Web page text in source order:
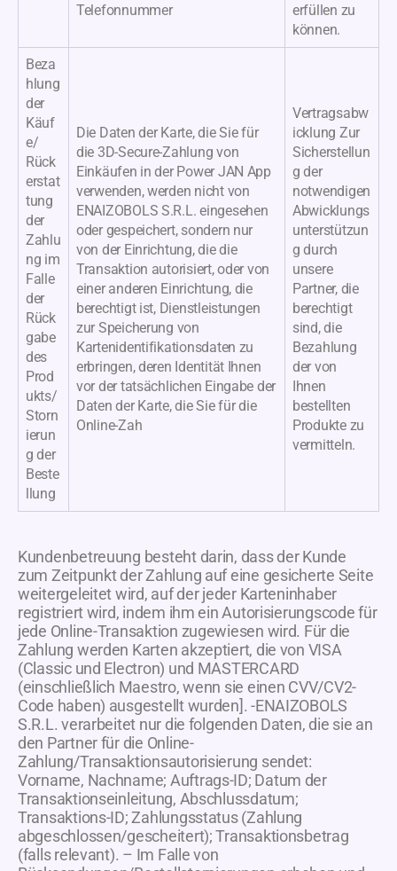
Telefonnummer
erfüllen zu
können.
Beza
hlung
der
Käuf
e/
Rück
erstat
tung
der
Zahlu
ng im
Falle
der
Rück
gabe
des
Prod
ukts/
Storn
ierun
g der
Beste
llung
Die Daten der Karte, die Sie für
die 3D-Secure-Zahlung von
Einkäufen in der Power JAN App
verwenden, werden nicht von
ENAIZOBOLS S.R.L. eingesehen
oder gespeichert, sondern nur
von der Einrichtung, die die
Transaktion autorisiert, oder von
einer anderen Einrichtung, die
berechtigt ist, Dienstleistungen
zur Speicherung von
Kartenidentifikationsdaten zu
erbringen, deren Identität Ihnen
vor der tatsächlichen Eingabe der
Daten der Karte, die Sie für die
Online-Zah
Vertragsabw
icklung Zur
Sicherstellun
g der
notwendigen
Abwicklungs
unterstützun
g durch
unsere
Partner, die
berechtigt
sind, die
Bezahlung
der von
Ihnen
bestellten
Produkte zu
vermitteln.
Kundenbetreuung besteht darin, dass der Kunde
zum Zeitpunkt der Zahlung auf eine gesicherte Seite
weitergeleitet wird, auf der jeder Karteninhaber
registriert wird, indem ihm ein Autorisierungscode für
jede Online-Transaktion zugewiesen wird. Für die
Zahlung werden Karten akzeptiert, die von VISA
(Classic und Electron) und MASTERCARD
(einschließlich Maestro, wenn sie einen CVV/CV2-
Code haben) ausgestellt wurden]. -ENAIZOBOLS
S.R.L. verarbeitet nur die folgenden Daten, die sie an
den Partner für die Online-
Zahlung/Transaktionsautorisierung sendet:
Vorname, Nachname; Auftrags-ID; Datum der
Transaktionseinleitung, Abschlussdatum;
Transaktions-ID; Zahlungsstatus (Zahlung
abgeschlossen/gescheitert); Transaktionsbetrag
(falls relevant). – Im Falle von